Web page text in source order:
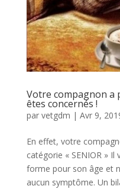
Votre compagnon a
êtes concernés !
par vetgdm | Avr 9,
En effet, votre
catégorie « SENIOR »
forme pour son âge et
aucun symptôme. Un